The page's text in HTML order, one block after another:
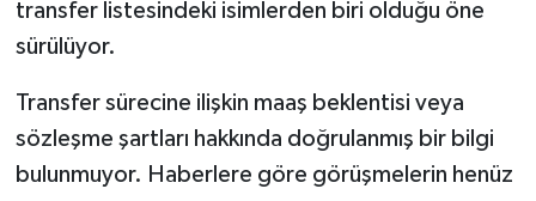
transfer listesindeki isimlerden biri olduğu öne
sürülüyor.
Transfer sürecine ilişkin maaş beklentisi veya
sözleşme şartları hakkında doğrulanmış bir bilgi
bulunmuyor. Haberlere göre görüşmelerin henüz